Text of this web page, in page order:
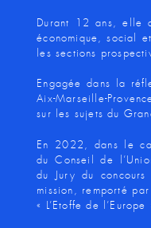
Durant 12 ans, elle
économique, social
les sections
Engagée dans la
Aix-Marseille-
sur les sujets du
En 2022, dans le
du Conseil de
du Jury du
mission, remporté
« L’Etoffe de l’Europe